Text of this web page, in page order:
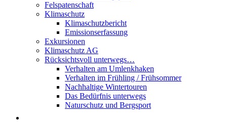
Felspatenschaft
Klimaschutz
Klimaschutzbericht
Emissionserfassung
Exkursionen
Klimaschutz AG
Rücksichtsvoll unterwegs…
Verhalten am Umlenkhaken
Verhalten im Frühling / Frühsommer
Nachhaltige Wintertouren
Das Bedürfnis unterwegs
Naturschutz und Bergsport